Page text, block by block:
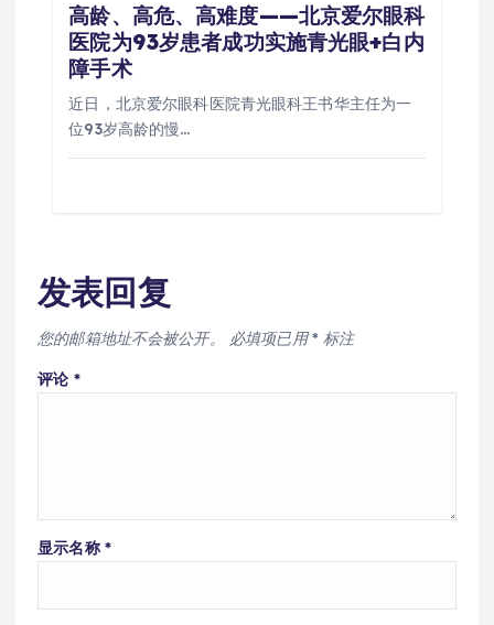
高龄、高危、高难度——北京爱尔眼科
医院为93岁患者成功实施青光眼+白内
障手术
近日，北京爱尔眼科医院青光眼科王书华主任为一
位93岁高龄的慢…
发表回复
您的邮箱地址不会被公开。 必填项已用* 标注
评论 *
显示名称 *